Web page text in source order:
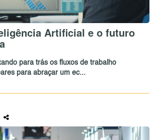
Artificial e o futuro
para trás os fluxos de trabalho
para abraçar um ec...